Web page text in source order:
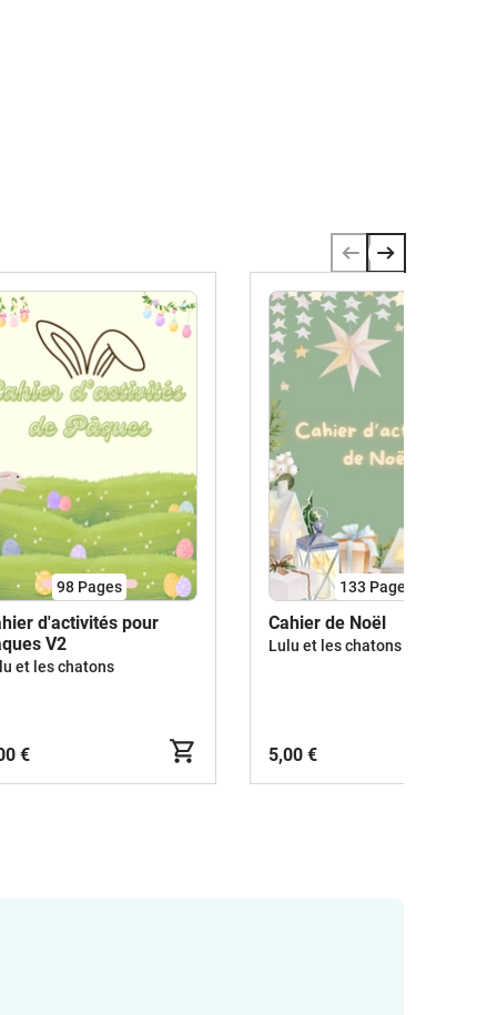
98 Pages
d'activités pour
V2
et les chatons
€
133 Pages
Cahier de Noël
Lulu et les chatons
5,00 €